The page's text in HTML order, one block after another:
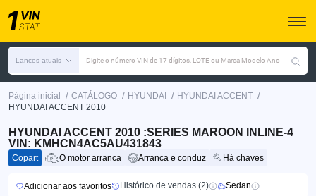
Lances atuais Digite o número VIN de 17 dígitos, LOTE ou Marca Modelo Ano
Página inicial / CATÁLOGO / HYUNDAI / HYUNDAI ACCENT /
HYUNDAI ACCENT 2010
HYUNDAI ACCENT 2010 :SERIES MAROON INLINE-4
VIN: KMHCN4AC5AU431843
Copart O motor arranca Arranca e conduz Há chaves
Adicionar aos favoritos Histórico de vendas (2) Sedan